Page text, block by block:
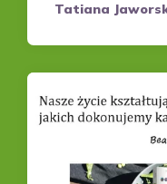
Posted
Tatiana